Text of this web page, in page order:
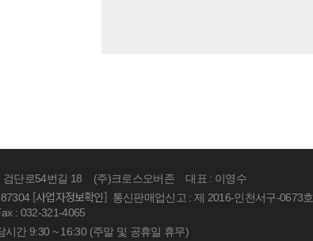
단로54번길 18 (주)크로스오버존
대표 : 이영수
[사업자정보확인] 통신판매업신고 : 제 2016-인천서구-0673호
: 032-321-4065
시간 9:30 ~ 16:30 (주말 및 공휴일 휴무)